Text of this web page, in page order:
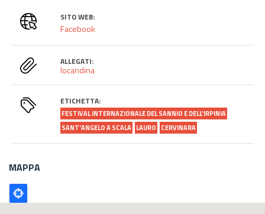
SITO WEB:
Facebook
ALLEGATI:
locandina
ETICHETTA:
FESTIVAL INTERNAZIONALE DEL SANNIO E DELL'IRPINIA
SANT'ANGELO A SCALA LAURO CERVINARA
MAPPA
Poligono
GEO